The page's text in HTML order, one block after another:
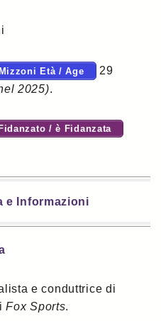
Età / Age
29
2025).
/ è Fidanzata
e Informazioni
e conduttrice di
Fox Sports.